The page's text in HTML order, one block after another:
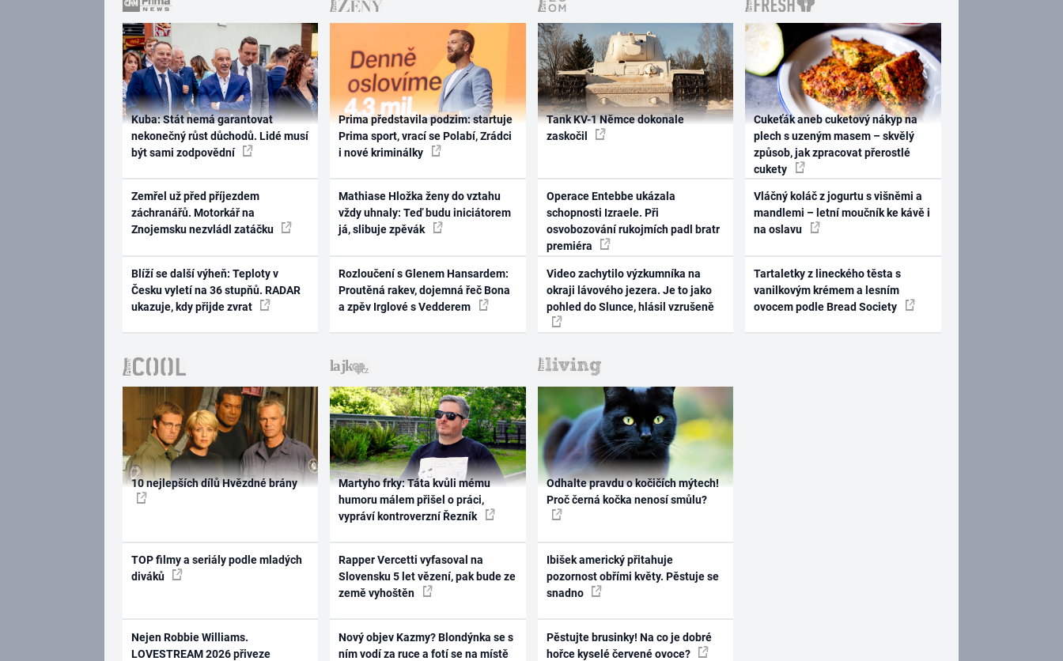
Kuba: Stát nemá garantovat
nekonečný růst důchodů. Lidé musí
být sami zodpovědní
Zemřel už před příjezdem
záchranářů. Motorkář na
Znojemsku nezvládl zatáčku
Blíží se další výheň: Teploty v
Česku vyletí na 36 stupňů. RADAR
ukazuje, kdy přijde zvrat
Prima představila podzim: startuje
Prima sport, vrací se Polabí, Zrádci
i nové kriminálky
Mathiase Hložka ženy do vztahu
vždy uhnaly: Teď budu iniciátorem
já, slibuje zpěvák
Rozloučení s Glenem Hansardem:
Proutěná rakev, dojemná řeč Bona
a zpěv Irglové s Vedderem
Tank KV-1 Němce dokonale
zaskočil
Operace Entebbe ukázala
schopnosti Izraele. Při
osvobozování rukojmích padl bratr
premiéra
Video zachytilo výzkumníka na
okraji lávového jezera. Je to jako
pohled do Slunce, hlásil vzrušeně
Cukeťák aneb cuketový nákyp na
plech s uzeným masem – skvělý
způsob, jak zpracovat přerostlé
cukety
Vláčný koláč z jogurtu s višněmi a
mandlemi – letní moučník ke kávě i
na oslavu
Tartaletky z lineckého těsta s
vanilkovým krémem a lesním
ovocem podle Bread Society
10 nejlepších dílů Hvězdné brány
TOP filmy a seriály podle mladých
diváků
Nejen Robbie Williams.
LOVESTREAM 2026 přiveze
Martyho frky: Táta kvůli mému
humoru málem přišel o práci,
vypráví kontroverzní Řezník
Rapper Vercetti vyfasoval na
Slovensku 5 let vězení, pak bude ze
země vyhoštěn
Nový objev Kazmy? Blondýnka se s
ním vodí za ruce a fotí se na místě
Odhalte pravdu o kočičích mýtech!
Proč černá kočka nenosí smůlu?
Ibišek americký přitahuje
pozornost obřími květy. Pěstuje se
snadno
Pěstujte brusinky! Na co je dobré
hořce kyselé červené ovoce?